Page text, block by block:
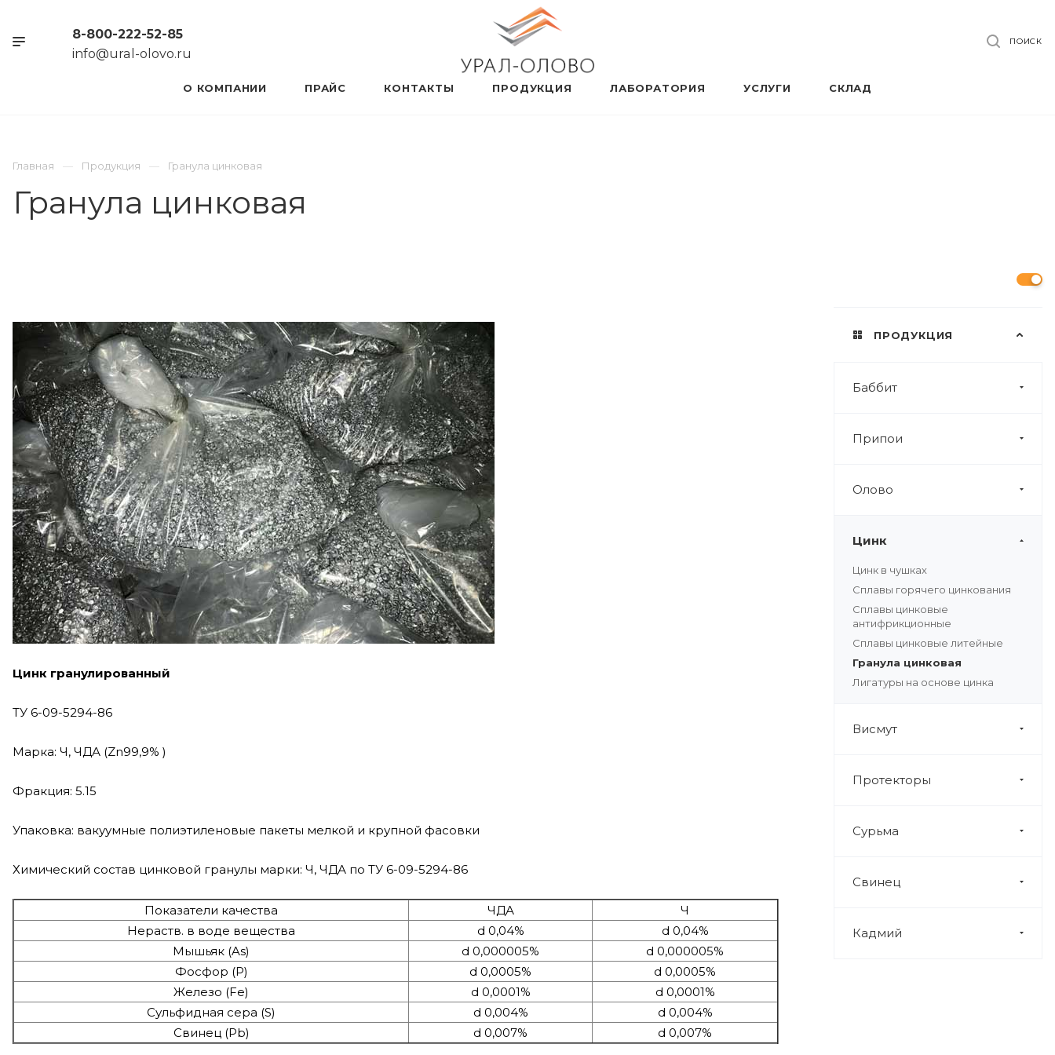
8-800-222-52-85
info@ural-olovo.ru
ПОИСК
О КОМПАНИИ ПРАЙС КОНТАКТЫ ПРОДУКЦИЯ ЛАБОРАТОРИЯ УСЛУГИ СКЛАД
Главная Продукция Гранула цинковая
Гранула цинковая
ПРОДУКЦИЯ
Баббит
Припои
Олово
Цинк
Цинк в чушках
Сплавы горячего цинкования
Сплавы цинковые
антифрикционные
Сплавы цинковые литейные
Гранула цинковая
Лигатуры на основе цинка
Висмут
Протекторы
Сурьма
Свинец
Кадмий
Цинк гранулированный
ТУ 6-09-5294-86
Марка: Ч, ЧДА (Zn99,9% )
Фракция: 5.15
Упаковка: вакуумные полиэтиленовые пакеты мелкой и крупной фасовки
Химический состав цинковой гранулы марки: Ч, ЧДА по ТУ 6-09-5294-86
Показатели качества ЧДА
Ч
Нераств. в воде вещества
d 0,04%
d 0,04%
Мышьяк (As)
d 0,000005%
d 0,000005%
Фосфор (Р)
d 0,0005%
d 0,0005%
Железо (Fe)
d 0,0001%
d 0,0001%
Сульфидная сера (S)
d 0,004%
d 0,004%
Свинец (Pb)
d 0,007% d 0,007%